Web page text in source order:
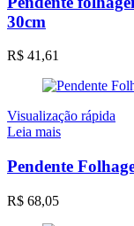
30cm
R$ 41,61
Visualização rápida
Leia mais
Pendente
R$ 68,05